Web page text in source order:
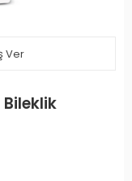
Ver
Bileklik